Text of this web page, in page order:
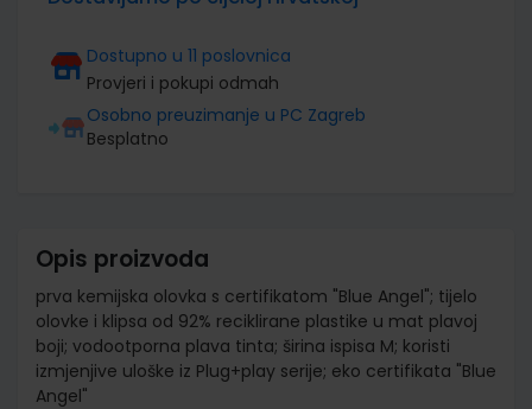
Dostupno u 11 poslovnica
Provjeri i pokupi odmah
Osobno preuzimanje u PC Zagreb
Besplatno
Opis proizvoda
prva kemijska olovka s certifikatom "Blue Angel"; tijelo
olovke i klipsa od 92% reciklirane plastike u mat plavoj
boji; vodootporna plava tinta; širina ispisa M; koristi
izmjenjive uloške iz Plug+play serije; eko certifikata "Blue
Angel"